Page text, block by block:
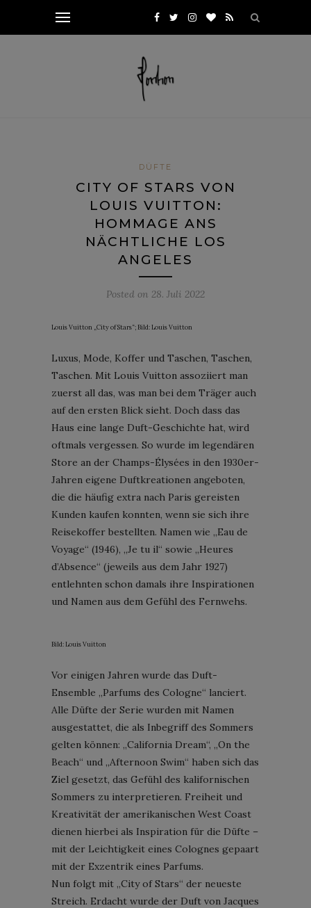
DÜFTE
CITY OF STARS VON
LOUIS VUITTON:
HOMMAGE ANS
NÄCHTLICHE LOS
ANGELES
Posted on 28. Juli 2022
Louis Vuitton „City of Stars“; Bild: Louis Vuitton
Luxus, Mode, Koffer und Taschen, Taschen,
Taschen. Mit Louis Vuitton assoziiert man
zuerst all das, was man bei dem Träger auch
auf den ersten Blick sieht. Doch dass das
Haus eine lange Duft-Geschichte hat, wird
oftmals vergessen. So wurde im legendären
Store an der Champs-Élysées in den 1930er-
Jahren eigene Duftkreationen angeboten,
die die häufig extra nach Paris gereisten
Kunden kaufen konnten, wenn sie sich ihre
Reisekoffer bestellten. Namen wie „Eau de
Voyage“ (1946), „Je tu il“ sowie „Heures
d’Absence“ (jeweils aus dem Jahr 1927)
entlehnten schon damals ihre Inspirationen
und Namen aus dem Gefühl des Fernwehs.
Bild: Louis Vuitton
Vor einigen Jahren wurde das Duft-
Ensemble „Parfums des Cologne“ lanciert.
Alle Düfte der Serie wurden mit Namen
ausgestattet, die als Inbegriff des Sommers
gelten können: „California Dream“, „On the
Beach“ und „Afternoon Swim“ haben sich das
Ziel gesetzt, das Gefühl des kalifornischen
Sommers zu interpretieren. Freiheit und
Kreativität der amerikanischen West Coast
dienen hierbei als Inspiration für die Düfte –
mit der Leichtigkeit eines Colognes gepaart
mit der Exzentrik eines Parfums.
Nun folgt mit „City of Stars“ der neueste
Streich. Erdacht wurde der Duft von Jacques